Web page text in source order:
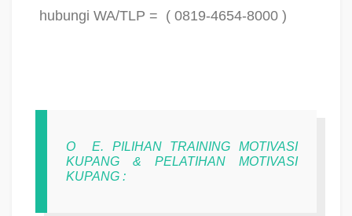
hubungi WA/TLP = ( 0819-4654-8000 )
O
E. PILIHAN TRAINING MOTIVASI
KUPANG & PELATIHAN MOTIVASI
KUPANG :